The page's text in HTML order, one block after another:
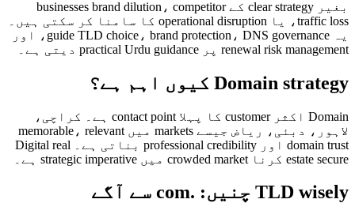
بغیر clear strategy کے businesses brand dilution، competitor
traffic loss، یا operational disruption کا سامنا کر سکتی ہیں۔
یہ guide TLD choice، brand protection، DNS governance، اور
renewal risk management پر practical Urdu guidance دیتی ہے۔
Domain strategy کیوں اہم ہے؟
Domain اکثر customer کا پہلا contact point ہے۔ کراچی،
لاہور، دبئی، ریاض جیسے markets میں memorable، relevant
domain trust اور professional credibility بناتی ہے۔ Digital real
estate secure کرنا crowded market میں strategic imperative ہے۔
TLD wisely چنیں: .com سے آگے